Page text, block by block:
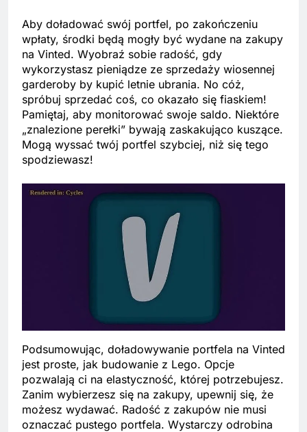
Aby doładować swój portfel, po zakończeniu
wpłaty, środki będą mogły być wydane na zakupy
na Vinted. Wyobraź sobie radość, gdy
wykorzystasz pieniądze ze sprzedaży wiosennej
garderoby by kupić letnie ubrania. No cóż,
spróbuj sprzedać coś, co okazało się fiaskiem!
Pamiętaj, aby monitorować swoje saldo. Niektóre
„znalezione perełki” bywają zaskakująco kuszące.
Mogą wyssać twój portfel szybciej, niż się tego
spodziewasz!
Podsumowując, doładowywanie portfela na Vinted
jest proste, jak budowanie z Lego. Opcje
pozwalają ci na elastyczność, której potrzebujesz.
Zanim wybierzesz się na zakupy, upewnij się, że
możesz wydawać. Radość z zakupów nie musi
oznaczać pustego portfela. Wystarczy odrobina